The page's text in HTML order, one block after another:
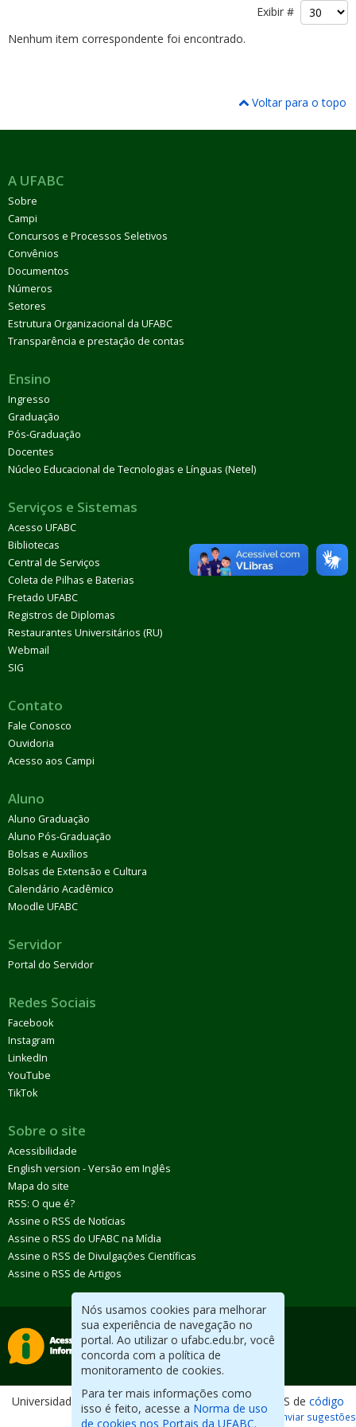
Nós usamos cookies para melhorar
sua experiência de navegação no
portal. Ao utilizar o ufabc.edu.br, você
concorda com a política de
monitoramento de cookies.
Para ter mais informações como
isso é feito, acesse a Norma de uso
de cookies nos Portais da UFABC.
Exibir #
Nenhum item correspondente foi encontrado.
Voltar para o topo
A UFABC
Sobre
Campi
Concursos e Processos Seletivos
Convênios
Documentos
Números
Setores
Estrutura Organizacional da UFABC
Transparência e prestação de contas
Ensino
Ingresso
Graduação
Pós-Graduação
Docentes
Núcleo Educacional de Tecnologias e Línguas (Netel)
Serviços e Sistemas
Acesso UFABC
Bibliotecas
Central de Serviços
Coleta de Pilhas e Baterias
Fretado UFABC
Registros de Diplomas
Restaurantes Universitários (RU)
Webmail
SIG
Contato
Fale Conosco
Ouvidoria
Acesso aos Campi
Aluno
Aluno Graduação
Aluno Pós-Graduação
Bolsas e Auxílios
Bolsas de Extensão e Cultura
Calendário Acadêmico
Moodle UFABC
Servidor
Portal do Servidor
Redes Sociais
Facebook
Instagram
LinkedIn
YouTube
TikTok
Sobre o site
Acessibilidade
English version - Versão em Inglês
Mapa do site
RSS: O que é?
Assine o RSS de Notícias
Assine o RSS do UFABC na Mídia
Assine o RSS de Divulgações Científicas
Assine o RSS de Artigos
Universidade Federal do ABC. Desenvolvido com CMS de código
aberto. Reportar erros / Enviar sugestões